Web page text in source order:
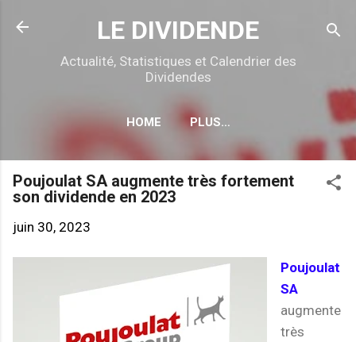
Accéder au contenu principal
LE DIVIDENDE
Actualité, Statistiques et Calendrier des
Dividendes
HOME PLUS…
CALENDRIER DÉTACHEMENTS
Poujoulat SA augmente très fortement
son dividende en 2023
juin 30, 2023
Poujoulat
SA
augmente
très